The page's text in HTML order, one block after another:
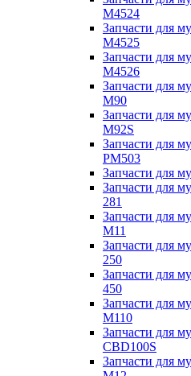
M4524
Запчасти для
M4525
Запчасти для
M4526
Запчасти для
M90
Запчасти для
M92S
Запчасти для
PM503
Запчасти для
Запчасти для
281
Запчасти для
M11
Запчасти для
250
Запчасти для
450
Запчасти для
M110
Запчасти для
CBD100S
Запчасти для